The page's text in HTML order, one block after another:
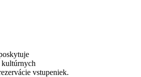
vstupeniek.